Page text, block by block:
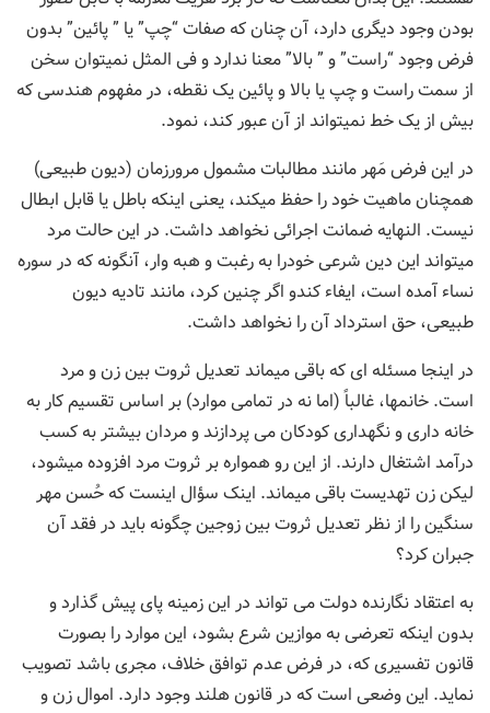
بودن وجود دیگری دارد، آن چنان که صفات “چپ” یا ” پائین” بدون
فرض وجود “راست” و ” بالا” معنا ندارد و فی المثل نمیتوان سخن
از سمت راست و چپ یا بالا و پائین یک نقطه، در مفهوم هندسی که
بیش از یک خط نمیتواند از آن عبور کند، نمود.
در این فرض مَهر مانند مطالبات مشمول مرورزمان (دیون طبیعی)
همچنان ماهیت خود را حفظ میکند، یعنی اینکه باطل یا قابل ابطال
نیست. النهایه ضمانت اجرائی نخواهد داشت. در این حالت مرد
میتواند این دین شرعی خودرا به رغبت و هبه وار، آنگونه که در سوره
نساء آمده است، ایفاء کندو اگر چنین کرد، مانند تادیه دیون
طبیعی، حق استرداد آن را نخواهد داشت.
در اینجا مسئله ای که باقی میماند تعدیل ثروت بین زن و مرد
است. خانمها، غالباً (اما نه در تمامی موارد) بر اساس تقسیم کار به
خانه داری و نگهداری کودکان می پردازند و مردان بیشتر به کسب
درآمد اشتغال دارند. از این رو همواره بر ثروت مرد افزوده میشود،
لیکن زن تهدیست باقی میماند. اینک سؤال اینست که حُسن مهر
سنگین را از نظر تعدیل ثروت بین زوجین چگونه باید در فقد آن
جبران کرد؟
به اعتقاد نگارنده دولت می تواند در این زمینه پای پیش گذارد و
بدون اینکه تعرضی به موازین شرع بشود، این موارد را بصورت
قانون تفسیری که، در فرض عدم توافق خلاف، مجری باشد تصویب
نماید. این وضعی است که در قانون هلند وجود دارد. اموال زن و